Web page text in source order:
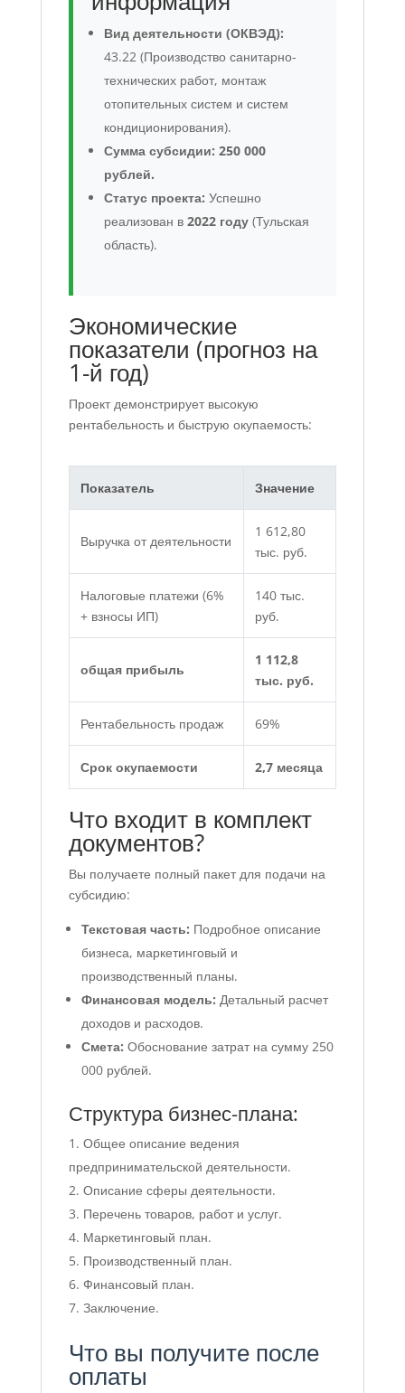
Вид деятельности (ОКВЭД):
43.22 (Производство санитарно-
технических работ, монтаж
отопительных систем и систем
кондиционирования).
Сумма субсидии: 250 000
рублей.
Статус проекта: Успешно
реализован в 2022 году(Тульская
область).
Экономические
показатели (прогноз на
1-й год)
Проект демонстрирует высокую
рентабельность и быструю окупаемость:
Показатель Значение
Выручка от деятельности
1 612,80
тыс. руб.
Налоговые платежи (6%
+ взносы ИП)
140 тыс.
руб.
общая прибыль
1 112,8
тыс. руб.
Рентабельность продаж 69%
Срок окупаемости 2,7 месяца
Что входит в комплект
документов?
Вы получаете полный пакет для подачи на
субсидию:
Текстовая часть: Подробное описание
бизнеса, маркетинговый и
производственный планы.
Финансовая модель: Детальный расчет
доходов и расходов.
Смета: Обоснование затрат на сумму 250
000 рублей.
Структура бизнес-плана:
Общее описание ведения
предпринимательской деятельности.
Описание сферы деятельности.
Перечень товаров, работ и услуг.
Маркетинговый план.
Производственный план.
Финансовый план.
Заключение.
Что вы получите после
оплаты